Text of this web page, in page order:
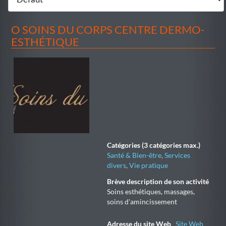
O SOINS DU CORPS CENTRE DERMO-
ESTHÉTIQUE
Catégories (3 catégories max.)
Santé & Bien-être, Services
divers, Vie pratique
Brève description de son activité
Soins esthétiques, massages,
soins d'amincissement
Adresse du site Web Site Web